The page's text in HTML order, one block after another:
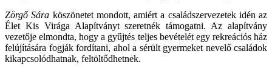
Zörgő Sára köszönetet mondott, amiért a családszervezetek idén az
Élet Kis Virága Alapítványt szeretnék támogatni. Az alapítvány
vezetője elmondta, hogy a gyűjtés teljes bevételét egy rekreációs ház
felújítására fogják fordítani, ahol a sérült gyermeket nevelő családok
kikapcsolódhatnak, feltöltődhetnek.